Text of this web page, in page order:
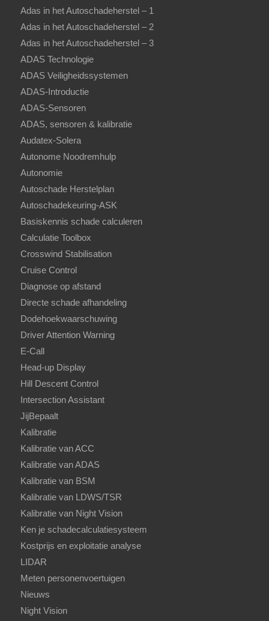
Adas in het Autoschadeherstel – 1
Adas in het Autoschadeherstel – 2
Adas in het Autoschadeherstel – 3
ADAS Technologie
ADAS Veiligheidssystemen
ADAS-Introductie
ADAS-Sensoren
ADAS, sensoren & kalibratie
Audatex-Solera
Autonome Noodremhulp
Autonomie
Autoschade Herstelplan
Autoschadekeuring-ASK
Basiskennis schade calculeren
Calculatie Toolbox
Crosswind Stabilisation
Cruise Control
Diagnose op afstand
Directe schade afhandeling
Dodehoekwaarschuwing
Driver Attention Warning
E-Call
Head-up Display
Hill Descent Control
Intersection Assistant
JijBepaalt
Kalibratie
Kalibratie van ACC
Kalibratie van ADAS
Kalibratie van BSM
Kalibratie van LDWS/TSR
Kalibratie van Night Vision
Ken je schadecalculatiesysteem
Kostprijs en exploitatie analyse
LIDAR
Meten personenvoertuigen
Nieuws
Night Vision